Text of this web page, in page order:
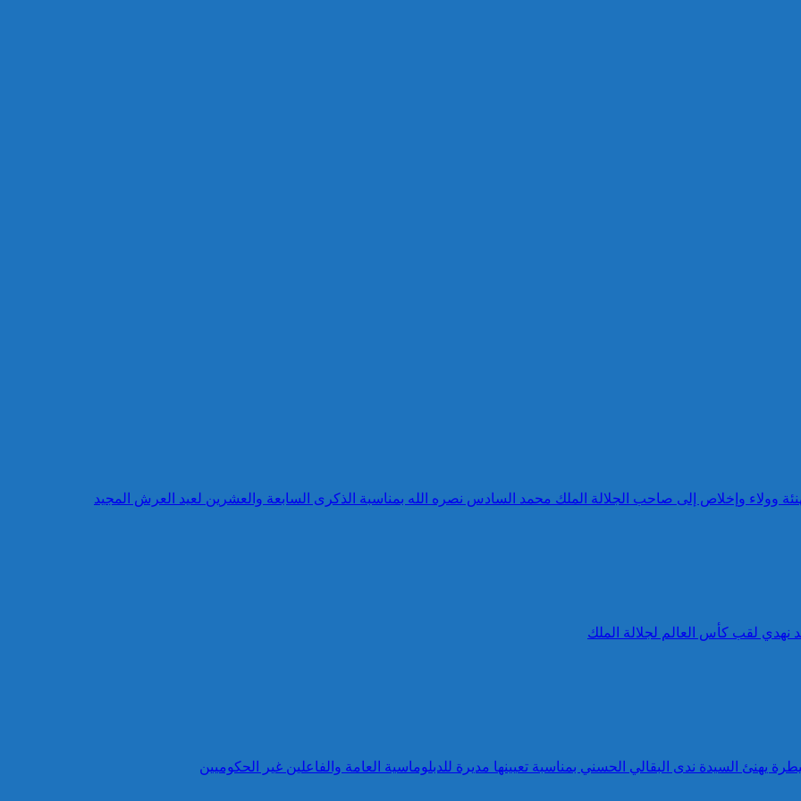
وولاء وإخلاص إلى صاحب الجلالة الملك محمد السادس نصره الله بمناسبة الذكرى السابعة والعشرين لعيد العرش المجيد
نهدي لقب كأس العالم لجلالة الملك
يهنئ السيدة ندى البقالي الحسني بمناسبة تعيينها مديرة للدبلوماسية العامة والفاعلين غير الحكوميين